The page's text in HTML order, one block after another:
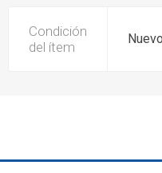
Condición
del ítem
Nuevo